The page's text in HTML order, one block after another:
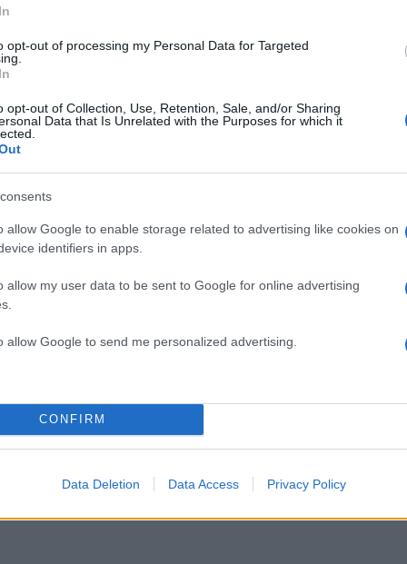
opt-out of processing my Personal Data for Targeted
opt-out of Collection, Use, Retention, Sale, and/or Sharing
Data that Is Unrelated with the Purposes for which it
allow Google to enable storage related to advertising like cookies on
identifiers in apps.
allow my user data to be sent to Google for online advertising
allow Google to send me personalized advertising.
CONFIRM
Data Deletion Data Access Privacy Policy
και η σχέση μας χτίστηκε με τα
αλλά ήμασταν σε
οι δύο. Νομίζω ότι κι εγώ
πριν από 15 χρόνια που
πάρα πολύ υποστηρικτικός
άνθρωπος, πολύ ταλαντούχος
Μπουλέ.